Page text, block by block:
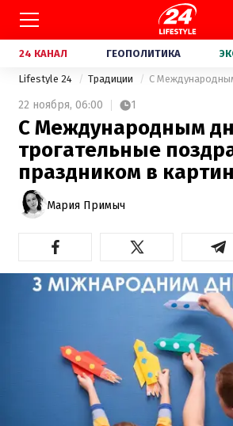
24 КАНАЛ ГЕОПОЛИТИКА
Lifestyle 24 Традиции
22 ноября, 06:00 1
С Международным
трогательные
праздником в
Мария Примыч